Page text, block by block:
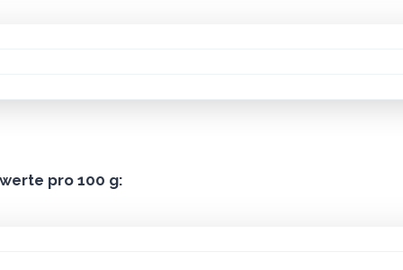
von Suppen, Saucen, Fleischgerichte, Fischgerichte,
pro 100 g: